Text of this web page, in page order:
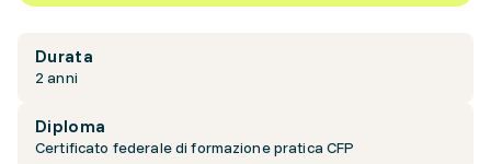
Durata
2 anni
Diploma
Certificato federale di formazione pratica CFP